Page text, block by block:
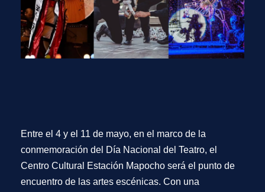
Entre el 4 y el 11 de mayo, en el marco de la
conmemoración del Día Nacional del Teatro, el
Centro Cultural Estación Mapocho será el punto de
encuentro de las artes escénicas. Con una